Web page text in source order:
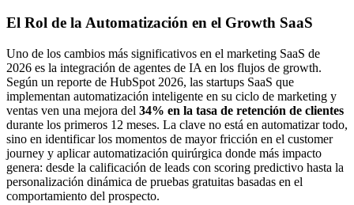
El Rol de la Automatización en el Growth SaaS
Uno de los cambios más significativos en el marketing SaaS de
2026 es la integración de agentes de IA en los flujos de growth.
Según un reporte de HubSpot 2026, las startups SaaS que
implementan automatización inteligente en su ciclo de marketing y
ventas ven una mejora del 34% en la tasa de retención de clientes
durante los primeros 12 meses. La clave no está en automatizar todo,
sino en identificar los momentos de mayor fricción en el customer
journey y aplicar automatización quirúrgica donde más impacto
genera: desde la calificación de leads con scoring predictivo hasta la
personalización dinámica de pruebas gratuitas basadas en el
comportamiento del prospecto.